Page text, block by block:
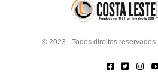
© 2023 - Todos direitos